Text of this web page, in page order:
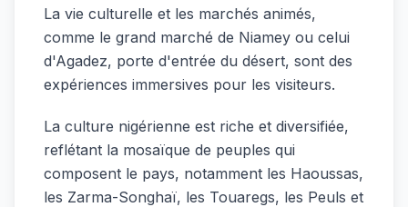
La vie culturelle et les marchés animés,
comme le grand marché de Niamey ou celui
d'Agadez, porte d'entrée du désert, sont des
expériences immersives pour les visiteurs.
La culture nigérienne est riche et diversifiée,
reflétant la mosaïque de peuples qui
composent le pays, notamment les Haoussas,
les Zarma-Songhaï, les Touaregs, les Peuls et